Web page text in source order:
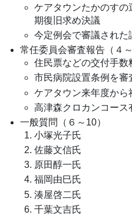
ケアタウンたかのす
期復旧求め決議
今定例会で審議された
常任委員会審査報告（４～
住民票などの交付手数
市民病院設置条例を審
ケアタウン来年度から
高津森クロカンコース
一般質問（６～10）
小塚光子氏
佐藤文信氏
原田醇一氏
福岡由巳氏
湊屋啓二氏
千葉文吉氏